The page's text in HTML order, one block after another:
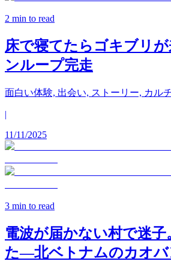
2 min to read
床で寝てたらゴキブリ
ンループ完走
面白い体験, 出会い, ストーリー, カル
|
11/11/2025
3 min to read
電波が届かない村で迷子
た—北ベトナムのカオバ